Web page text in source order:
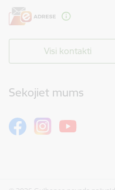
Visi kontakti
Sekojiet mums